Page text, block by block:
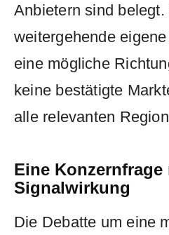
Anbietern sind
weitergehende
eine mögliche
keine bestätigte
alle relevanten
Eine Konzernfrage
Signalwirkung
Die Debatte um eine